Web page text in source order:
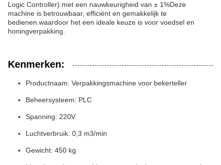
Logic Controller).met een nauwkeurigheid van ± 1%Deze
machine is betrouwbaar, efficiënt en gemakkelijk te
bedienen.waardoor het een ideale keuze is voor voedsel en
honingverpakking.
Kenmerken:
Productnaam: Verpakkingsmachine voor bekerteller
Beheersysteem: PLC
Spanning: 220V
Luchtverbruik: 0,3 m3/min
Gewicht: 450 kg